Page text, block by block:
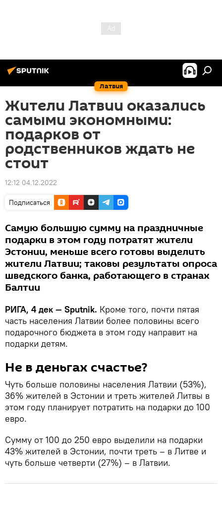
Латвия
Жители Латвии оказались
самыми экономными:
подарков от
родственников ждать не
стоит
12:12 04.12.2022
Подписаться
Самую большую сумму на праздничные
подарки в этом году потратят жители
Эстонии, меньше всего готовы выделить
жители Латвии; таковы результаты опроса
шведского банка, работающего в странах
Балтии
РИГА, 4 дек — Sputnik. Кроме того, почти пятая
часть населения Латвии более половины всего
подарочного бюджета в этом году направит на
подарки детям.
Не в деньгах счастье?
Чуть больше половины населения Латвии (53%),
36% жителей в Эстонии и треть жителей Литвы в
этом году планирует потратить на подарки до 100
евро.
Сумму от 100 до 250 евро выделили на подарки
43% жителей в Эстонии, почти треть – в Литве и
чуть больше четверти (27%) – в Латвии.